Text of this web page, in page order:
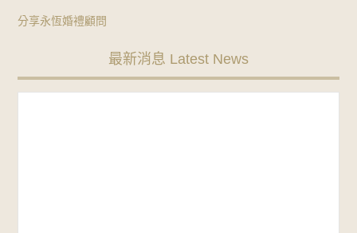
分享永恆婚禮顧問
最新消息 Latest News